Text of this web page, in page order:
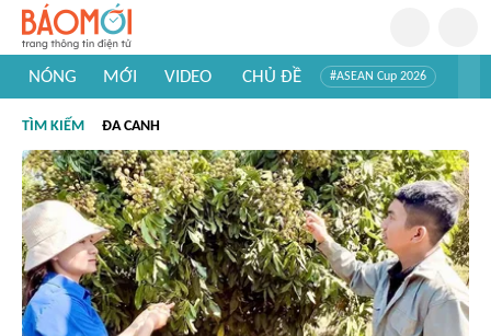
NÓNG MỚI VIDEO CHỦ ĐỀ #ASEAN Cup 2026
#Khám phá thế giới
TÌM KIẾM ĐA CANH